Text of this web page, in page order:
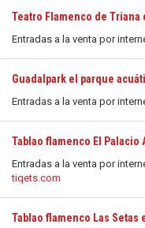
Teatro Flamenco de Triana
Entradas a la venta por
Guadalpark el parque
Entradas a la venta por
Tablao flamenco El Palacio
Entradas a la venta por
tiqets.com
Tablao flamenco Las Setas